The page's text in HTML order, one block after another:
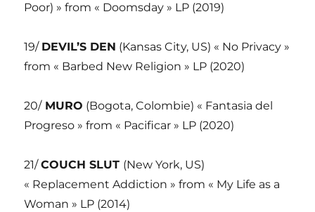
Poor) » from « Doomsday » LP (2019)
19/ DEVIL’S DEN (Kansas City, US) « No Privacy »
from « Barbed New Religion » LP (2020)
20/MURO (Bogota, Colombie) « Fantasia del
Progreso » from « Pacificar » LP (2020)
21/COUCH SLUT (New York, US)
« Replacement Addiction » from « My Life as a
Woman » LP (2014)